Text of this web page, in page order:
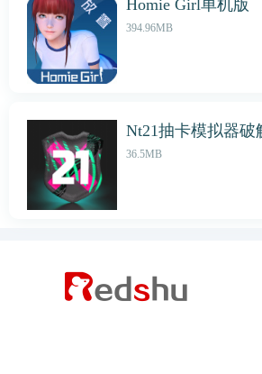
Homie Girl单机版
394.96MB
Nt21抽卡模拟器破
36.5MB